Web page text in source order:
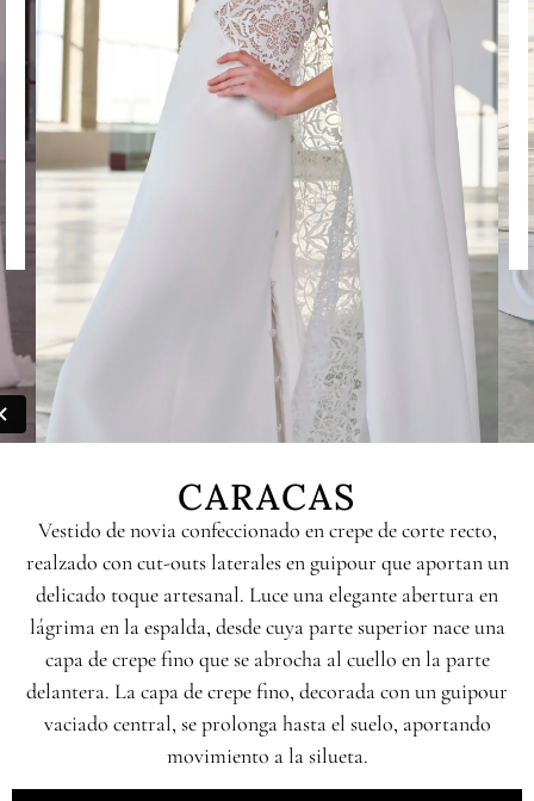
CARACAS
Vestido de novia confeccionado en crepe de corte recto,
realzado con cut-outs laterales en guipour que aportan un
delicado toque artesanal. Luce una elegante abertura en
lágrima en la espalda, desde cuya parte superior nace una
capa de crepe fino que se abrocha al cuello en la parte
delantera. La capa de crepe fino, decorada con un guipour
vaciado central, se prolonga hasta el suelo, aportando
movimiento a la silueta.